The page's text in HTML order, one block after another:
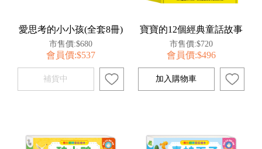
愛思考的小小孩(全套8冊)
市售價:$680
會員價:$537
寶寶的12個經典童話故事
市售價:$720
會員價:$496